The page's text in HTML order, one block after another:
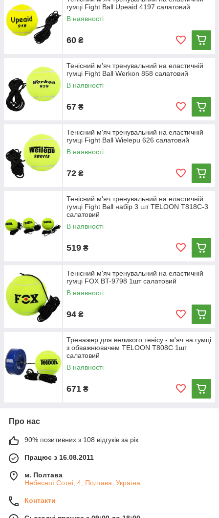
гумці Fight Ball Upeaid 4197 салатовий
В наявності
60 ₴
Тенісний м'яч тренувальний на еластичній
гумці Fight Ball Werkon 858 салатовий
В наявності
67 ₴
Тенісний м'яч тренувальний на еластичній
гумці Fight Ball Wielepu 626 салатовий
В наявності
72 ₴
Тенісний м'яч тренувальний на еластичній
гумці Fight Ball набір 3 шт TELOON T818C-3
салатовий
В наявності
519 ₴
Тенісний м'яч тренувальний на еластичній
гумці FOX BT-9798 1шт салатовий
В наявності
94 ₴
Тренажер для великого тенісу - м'яч на гумці
з обважнювачем TELOON T808C 1шт
салатовий
В наявності
671 ₴
Про нас
90% позитивних з 108 відгуків за рік
Працює з 16.08.2011
м. Полтава
Небесної Сотні, 4, Полтава, Україна
Контакти